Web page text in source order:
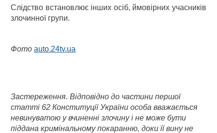
Слідство встановлює інших осіб, ймовірних учасників
злочинної групи.
Фотоauto.24tv.ua
Застереження. Відповідно до частини першої
статті 62 Конституції України особа вважається
невинуватою у вчиненні злочину і не може бути
піддана кримінальному покаранню, доки її вину не